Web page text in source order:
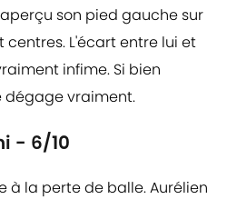
son pied gauche sur
L'écart entre lui et
infime. Si bien
dégage vraiment.
- 6/10
à la perte de balle. Aurélien